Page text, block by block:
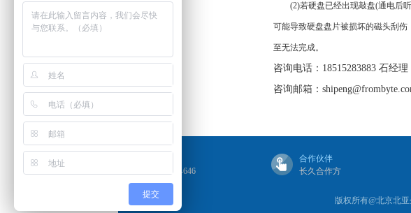
(2)若硬盘已经出现敲盘(通电后听
可能导致硬盘盘片被损坏的磁头刮
至无法完成。
咨询电话：18515283883 石经理
咨询邮箱：
4006-505-646
合作伙伴
长久合作方
版权所有@北京北
提交